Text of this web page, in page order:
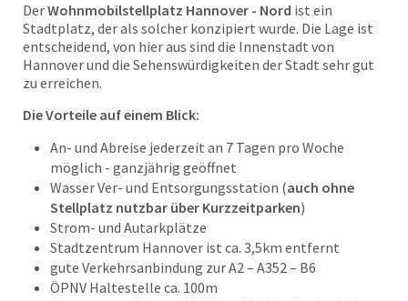
DerWohnmobilstellplatz Hannover - Nord ist ein
Stadtplatz, der als solcher konzipiert wurde. Die Lage ist
entscheidend, von hier aus sind die Innenstadt von
Hannover und die Sehenswürdigkeiten der Stadt sehr gut
zu erreichen.
Die Vorteile auf einem Blick:
An- und Abreise jederzeit an 7 Tagen pro Woche
möglich - ganzjährig geöffnet
Wasser Ver- und Entsorgungsstation (auch ohne
Stellplatz nutzbar über Kurzzeitparken)
Strom- und Autarkplätze
Stadtzentrum Hannover ist ca. 3,5km entfernt
gute Verkehrsanbindung zur A2 – A352 – B6
ÖPNV Haltestelle ca. 100m